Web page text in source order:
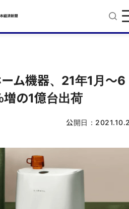
ム機器、21年1月〜6
の1億台出荷
公開日：